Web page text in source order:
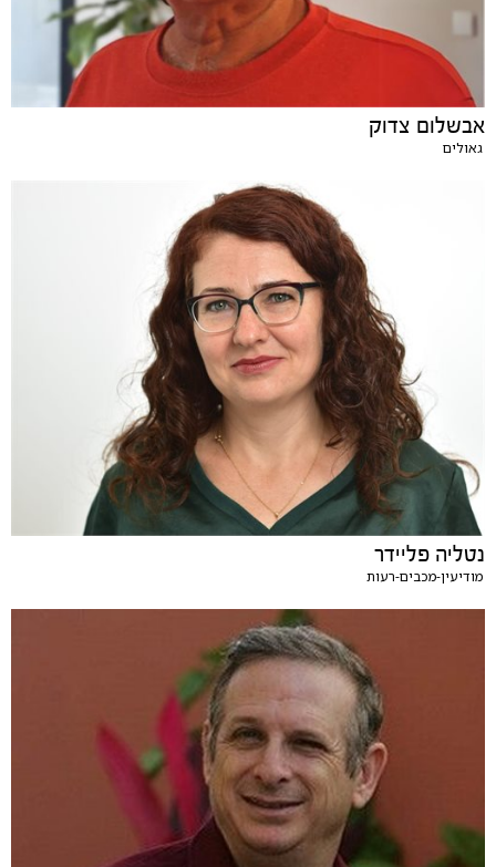
אבשלום צדוק
גאולים
נטליה פליידר
מודיעין-מכבים-רעות